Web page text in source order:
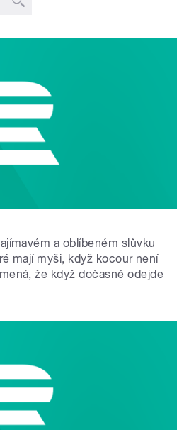
a oblíbeném slůvku
mají myši, když kocour není
že když dočasně odejde